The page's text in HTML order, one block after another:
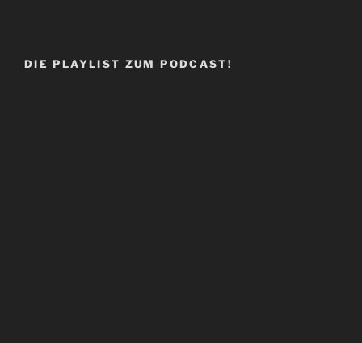
DIE PLAYLIST ZUM PODCAST!